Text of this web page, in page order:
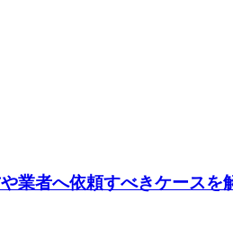
業者へ依頼すべきケースを